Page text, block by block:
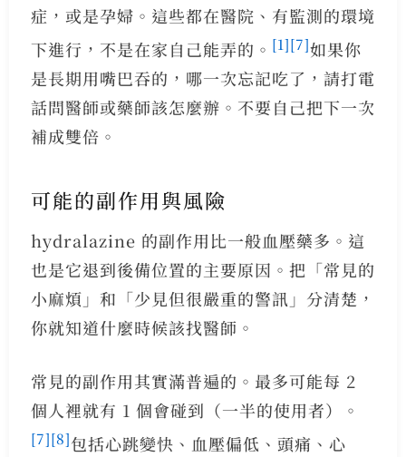
症，或是孕婦。這些都在醫院、有監測的環境
下進行，不是在家自己能弄的。 [1][7]如果你
是長期用嘴巴吞的，哪一次忘記吃了，請打電
話問醫師或藥師該怎麼辦。不要自己把下一次
補成雙倍。
可能的副作用與風險
hydralazine 的副作用比一般血壓藥多。這
也是它退到後備位置的主要原因。把「常見的
小麻煩」和「少見但很嚴重的警訊」分清楚，
你就知道什麼時候該找醫師。
常見的副作用其實滿普遍的。最多可能每 2
個人裡就有 1 個會碰到（一半的使用者）。
[7][8]包括心跳變快、血壓偏低、頭痛、心